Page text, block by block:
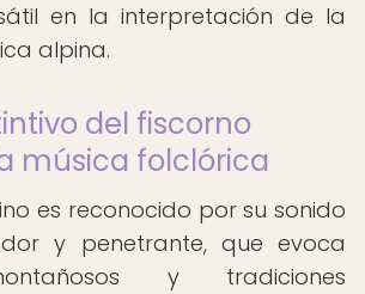
en la interpretación de la
alpina.
del fiscorno
música folclórica
es reconocido por su sonido
y penetrante, que evoca
y tradiciones